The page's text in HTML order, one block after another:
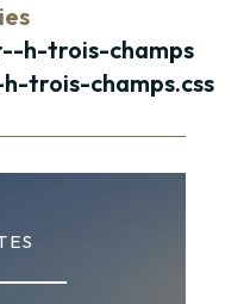
h-trois-champs
trois-champs.css